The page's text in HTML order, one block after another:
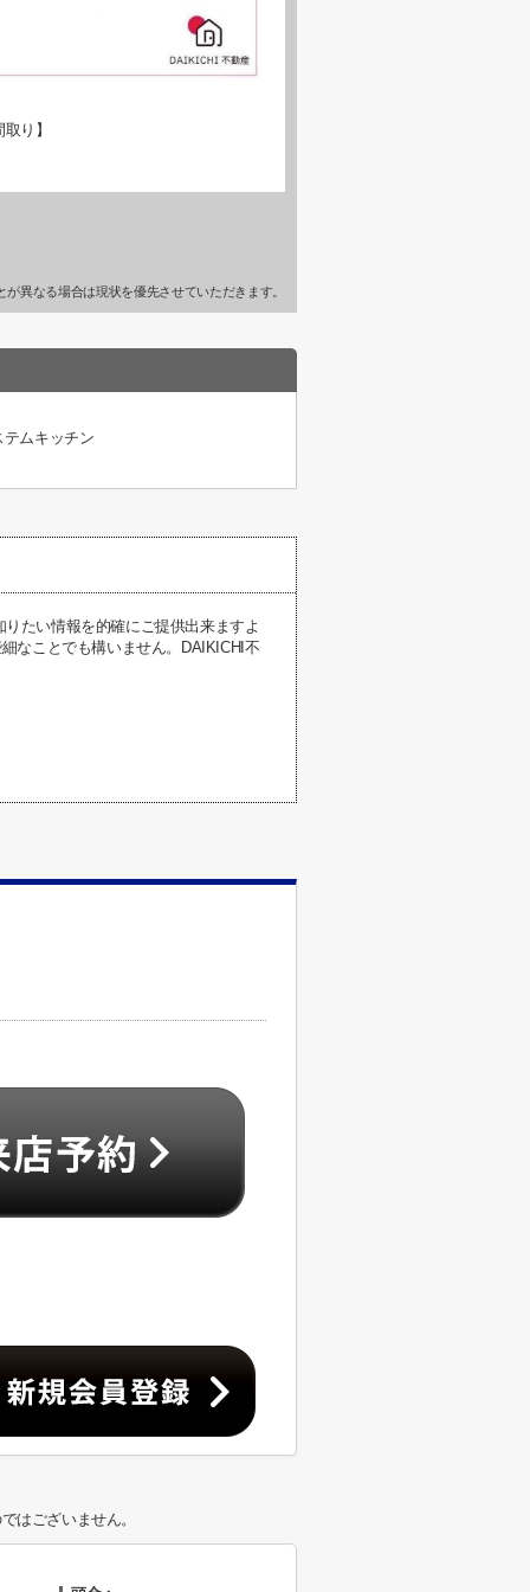
り】
異なる場合は現状を優先させていただきます。
テムキッチン
たい情報を的確にご提供出来ますよ
なことでも構いません。DAIKICHI不
はございません。